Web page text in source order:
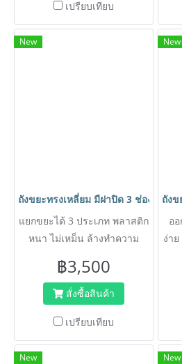
เปรียบเทียบ
New
ถังขยะทรงเหลี่ยม มีฝาปิด 3 ช่องแยกป
แยกขยะได้ 3 ประเภท พลาสติก
หนา ไม่เหม็น ล้างทำความ
฿3,500
สั่งซื้อสินค้า
เปรียบเทียบ
New
ถังข
อ
ง่า
ข
New New